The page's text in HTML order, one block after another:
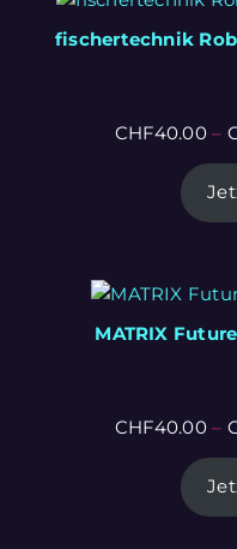
fischertechnik
CHF40.00–
MATRIX
CHF40.00–